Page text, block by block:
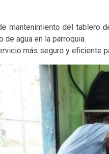
mantenimiento del tablero
agua en la parroquia.
más seguro y eficiente